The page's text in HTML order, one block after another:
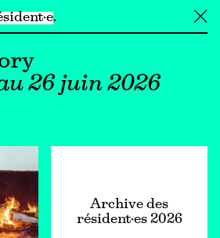
╳
26 juin 2026
Archive des
résident·es 2026